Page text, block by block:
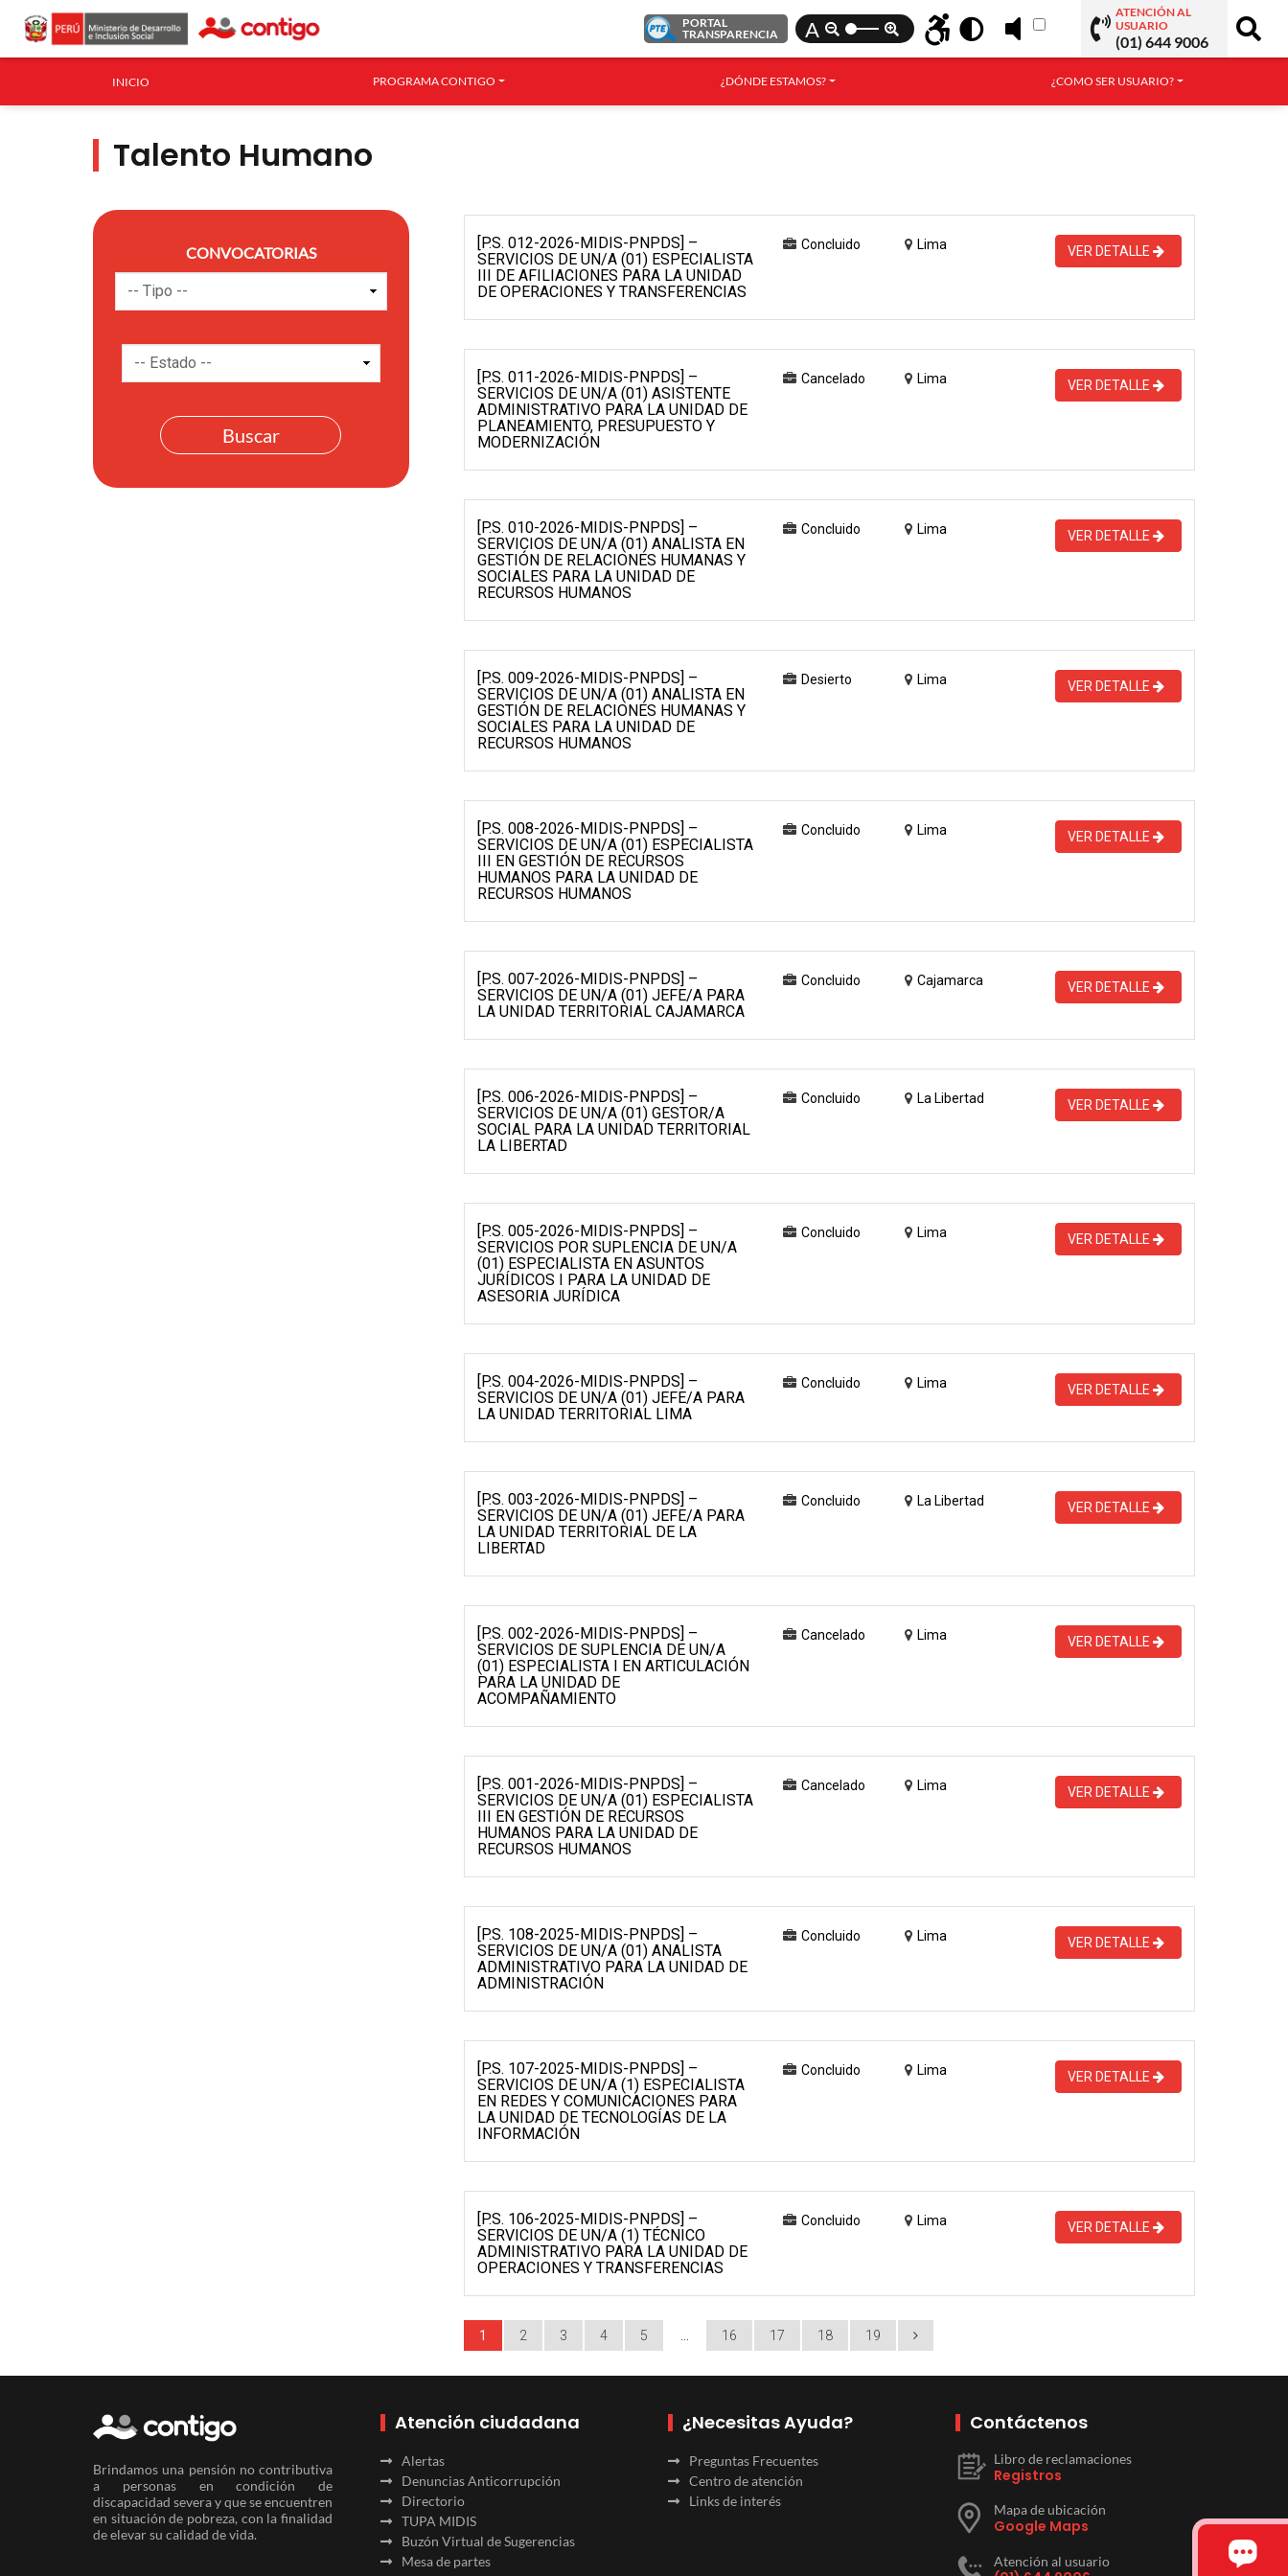
PORTAL
TRANSPARENCIA
A
ATENCIÓN AL
USUARIO
(01) 644 9006
INICIO PROGRAMA CONTIGO ¿DÓNDE ESTAMOS? ¿COMO SER USUARIO?
Talento Humano
CONVOCATORIAS
[P.S. 012-2026-MIDIS-PNPDS] –
SERVICIOS DE UN/A (01) ESPECIALISTA
III DE AFILIACIONES PARA LA UNIDAD
DE OPERACIONES Y TRANSFERENCIAS
Concluido Lima VER DETALLE
[P.S. 011-2026-MIDIS-PNPDS] –
SERVICIOS DE UN/A (01) ASISTENTE
ADMINISTRATIVO PARA LA UNIDAD DE
PLANEAMIENTO, PRESUPUESTO Y
MODERNIZACIÓN
Cancelado Lima VER DETALLE
[P.S. 010-2026-MIDIS-PNPDS] –
SERVICIOS DE UN/A (01) ANALISTA EN
GESTIÓN DE RELACIONES HUMANAS Y
SOCIALES PARA LA UNIDAD DE
RECURSOS HUMANOS
Concluido Lima VER DETALLE
[P.S. 009-2026-MIDIS-PNPDS] –
SERVICIOS DE UN/A (01) ANALISTA EN
GESTIÓN DE RELACIONES HUMANAS Y
SOCIALES PARA LA UNIDAD DE
RECURSOS HUMANOS
Desierto Lima VER DETALLE
[P.S. 008-2026-MIDIS-PNPDS] –
SERVICIOS DE UN/A (01) ESPECIALISTA
III EN GESTIÓN DE RECURSOS
HUMANOS PARA LA UNIDAD DE
RECURSOS HUMANOS
Concluido Lima VER DETALLE
[P.S. 007-2026-MIDIS-PNPDS] –
SERVICIOS DE UN/A (01) JEFE/A PARA
LA UNIDAD TERRITORIAL CAJAMARCA
Concluido Cajamarca VER DETALLE
[P.S. 006-2026-MIDIS-PNPDS] –
SERVICIOS DE UN/A (01) GESTOR/A
SOCIAL PARA LA UNIDAD TERRITORIAL
LA LIBERTAD
Concluido La Libertad VER DETALLE
[P.S. 005-2026-MIDIS-PNPDS] –
SERVICIOS POR SUPLENCIA DE UN/A
(01) ESPECIALISTA EN ASUNTOS
JURÍDICOS I PARA LA UNIDAD DE
ASESORIA JURÍDICA
Concluido Lima VER DETALLE
[P.S. 004-2026-MIDIS-PNPDS] –
SERVICIOS DE UN/A (01) JEFE/A PARA
LA UNIDAD TERRITORIAL LIMA
Concluido Lima VER DETALLE
[P.S. 003-2026-MIDIS-PNPDS] –
SERVICIOS DE UN/A (01) JEFE/A PARA
LA UNIDAD TERRITORIAL DE LA
LIBERTAD
Concluido La Libertad VER DETALLE
[P.S. 002-2026-MIDIS-PNPDS] –
SERVICIOS DE SUPLENCIA DE UN/A
(01) ESPECIALISTA I EN ARTICULACIÓN
PARA LA UNIDAD DE
ACOMPAÑAMIENTO
Cancelado Lima VER DETALLE
[P.S. 001-2026-MIDIS-PNPDS] –
SERVICIOS DE UN/A (01) ESPECIALISTA
III EN GESTIÓN DE RECURSOS
HUMANOS PARA LA UNIDAD DE
RECURSOS HUMANOS
Cancelado Lima VER DETALLE
[P.S. 108-2025-MIDIS-PNPDS] –
SERVICIOS DE UN/A (01) ANALISTA
ADMINISTRATIVO PARA LA UNIDAD DE
ADMINISTRACIÓN
Concluido Lima VER DETALLE
[P.S. 107-2025-MIDIS-PNPDS] –
SERVICIOS DE UN/A (1) ESPECIALISTA
EN REDES Y COMUNICACIONES PARA
LA UNIDAD DE TECNOLOGÍAS DE LA
INFORMACIÓN
Concluido Lima VER DETALLE
[P.S. 106-2025-MIDIS-PNPDS] –
SERVICIOS DE UN/A (1) TÉCNICO
ADMINISTRATIVO PARA LA UNIDAD DE
OPERACIONES Y TRANSFERENCIAS
Concluido Lima VER DETALLE
1 2 3 4 5 16 17 18 19
Brindamos una pensión no contributiva
a personas en condición de
discapacidad severa y que se encuentren
en situación de pobreza, con la finalidad
de elevar su calidad de vida.
Atención ciudadana
Alertas
Denuncias Anticorrupción
Directorio
TUPA MIDIS
Buzón Virtual de Sugerencias
Mesa de partes
¿Necesitas Ayuda?
Preguntas Frecuentes
Centro de atención
Links de interés
Contáctenos
Libro de reclamaciones
Registros
Mapa de ubicación
Google Maps
Atención al usuario